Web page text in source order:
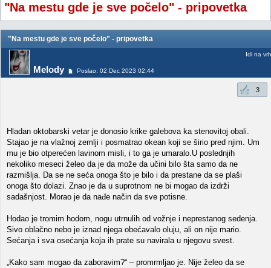
"Na mestu gde je sve počelo" - pripovetka
"Na mestu gde je sve počelo" - pripovetka
Melody Poslao: 02 Dec 2023 02:44
Idi na vrh
3
Hladan oktobarski vetar je donosio krike galebova ka stenovitoj obali.
Stajao je na vlažnoj zemlji i posmatrao okean koji se širio pred njim. Um
mu je bio otperećen lavinom misli, i to ga je umaralo.U poslednjih
nekoliko meseci želeo da je da može da učini bilo šta samo da ne
razmišlja. Da se ne seća onoga što je bilo i da prestane da se plaši
onoga što dolazi. Znao je da u suprotnom ne bi mogao da izdrži
sadašnjost. Morao je da nađe način da sve potisne.
Hodao je tromim hodom, nogu utrnulih od vožnje i neprestanog sedenja.
Sivo oblačno nebo je iznad njega obećavalo oluju, ali on nije mario.
Sećanja i sva osećanja koja ih prate su navirala u njegovu svest.
„Kako sam mogao da zaboravim?“ – promrmljao je. Nije želeo da se